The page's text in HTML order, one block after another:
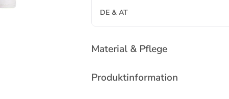
DE & AT
Material & Pflege
Produktinformation